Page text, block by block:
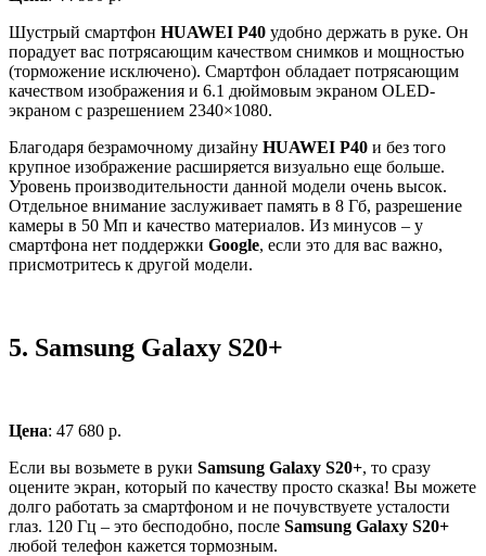
Шустрый смартфон HUAWEI P40 удобно держать в руке. Он
порадует вас потрясающим качеством снимков и мощностью
(торможение исключено). Смартфон обладает потрясающим
качеством изображения и 6.1 дюймовым экраном OLED-
экраном с разрешением 2340×1080.
Благодаря безрамочному дизайну HUAWEI P40 и без того
крупное изображение расширяется визуально еще больше.
Уровень производительности данной модели очень высок.
Отдельное внимание заслуживает память в 8 Гб, разрешение
камеры в 50 Мп и качество материалов. Из минусов – у
смартфона нет поддержки Google, если это для вас важно,
присмотритесь к другой модели.
5. Samsung Galaxy S20+
Цена: 47 680 р.
Если вы возьмете в руки Samsung Galaxy S20+, то сразу
оцените экран, который по качеству просто сказка! Вы можете
долго работать за смартфоном и не почувствуете усталости
глаз. 120 Гц – это бесподобно, после Samsung Galaxy S20+
любой телефон кажется тормозным.